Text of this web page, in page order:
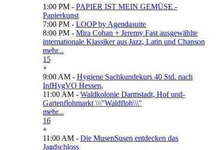
1:00 PM - PAPIER IST MEIN GEMÜSE -
Papierkunst
7:00 PM - LOOP by Agendasuite
8:00 PM - Mira Cohan + Jeremy Fast ausgewählte
internationale Klassiker aus Jazz, Latin und Chanson
mehr...
15
+
9:00 AM - Hygiene Sachkundekurs 40 Std. nach
InfHygVO Hessen,
11:00 AM - Waldkolonie Darmstadt, Hof und-
Gartenflohmarkt \\\"Waldfloh\\\"
mehr...
16
+
11:00 AM - Die MusenSusen entdecken das
Jagdschloss